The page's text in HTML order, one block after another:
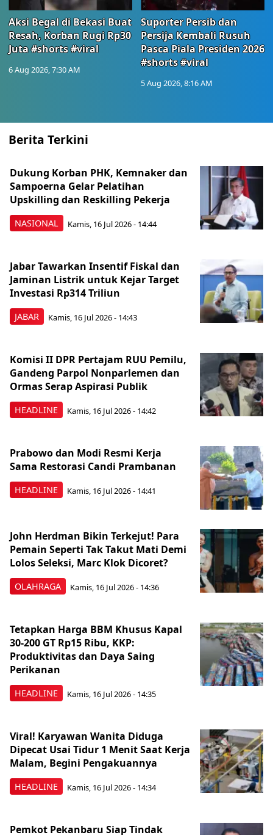
Aksi Begal di Bekasi Buat
Resah, Korban Rugi Rp30
Juta #shorts #viral
6 Aug 2026, 7:30 AM
Suporter Persib dan
Persija Kembali Rusuh
Pasca Piala Presiden 2026
#shorts #viral
5 Aug 2026, 8:16 AM
Berita Terkini
NASIONAL
Dukung Korban PHK, Kemnaker dan
Sampoerna Gelar Pelatihan
Upskilling dan Reskilling Pekerja
Kamis, 16 Jul 2026 - 14:44
JABAR
Jabar Tawarkan Insentif Fiskal dan
Jaminan Listrik untuk Kejar Target
Investasi Rp314 Triliun
Kamis, 16 Jul 2026 - 14:43
HEADLINE
Komisi II DPR Pertajam RUU Pemilu,
Gandeng Parpol Nonparlemen dan
Ormas Serap Aspirasi Publik
Kamis, 16 Jul 2026 - 14:42
HEADLINE
Prabowo dan Modi Resmi Kerja
Sama Restorasi Candi Prambanan
Kamis, 16 Jul 2026 - 14:41
OLAHRAGA
John Herdman Bikin Terkejut! Para
Pemain Seperti Tak Takut Mati Demi
Lolos Seleksi, Marc Klok Dicoret?
Kamis, 16 Jul 2026 - 14:36
HEADLINE
Tetapkan Harga BBM Khusus Kapal
30-200 GT Rp15 Ribu, KKP:
Produktivitas dan Daya Saing
Perikanan
Kamis, 16 Jul 2026 - 14:35
HEADLINE
Viral! Karyawan Wanita Diduga
Dipecat Usai Tidur 1 Menit Saat Kerja
Malam, Begini Pengakuannya
Kamis, 16 Jul 2026 - 14:34
Pemkot Pekanbaru Siap Tindak